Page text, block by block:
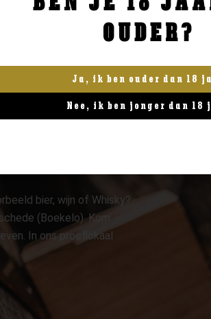
bier, wijn of Whisky?
(Boekelo). Kom
In ons proeflokaal
OUDER?
Ja, ik ben ouder dan 18
Nee, ik ben jonger dan 18